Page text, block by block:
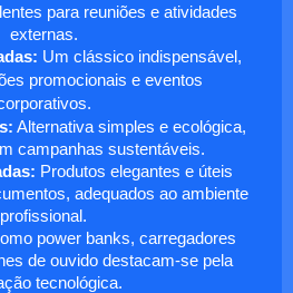
para reuniões e atividades
externas.
Um clássico indispensável,
promocionais e eventos
Alternativa simples e ecológica,
campanhas sustentáveis.
Produtos elegantes e úteis
adequados ao ambiente
profissional.
power banks, carregadores
de ouvido destacam-se pela
tecnológica.